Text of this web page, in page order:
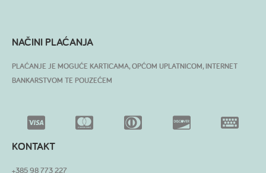
NAČINI PLAĆANJA
PLAĆANJE JE MOGUĆE KARTICAMA, OPĆOM UPLATNICOM, INTERNET
BANKARSTVOM TE POUZEĆEM
KONTAKT
+385 98 773 227